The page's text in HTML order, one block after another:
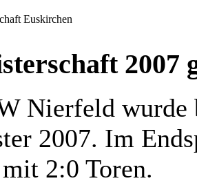
Euskirchen
2007
Nierfeld wurde
2007. Im
2:0 Toren.